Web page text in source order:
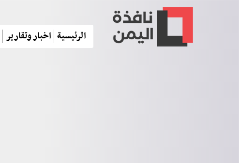
الرئيسية اخبار وتقارير